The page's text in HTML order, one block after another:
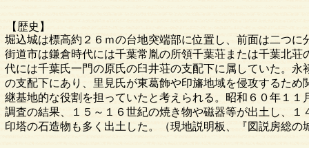
【歴史】
堀込城は標高約２６ｍの台地突端部に位置し、前面は二つに
街道市は鎌倉時代には千葉常胤の所領千葉荘または千葉北荘
代には千葉氏一門の原氏の臼井荘の支配下に属していた。永
の支配下にあり、里見氏が東葛飾や印旛地域を侵攻するため
継基地的な役割を担っていたと考えられる。昭和６０年１１
調査の結果、１５～１６世紀の焼き物や磁器等が出土し、１
印塔の石造物も多く出土した。（現地説明板、『図説房総